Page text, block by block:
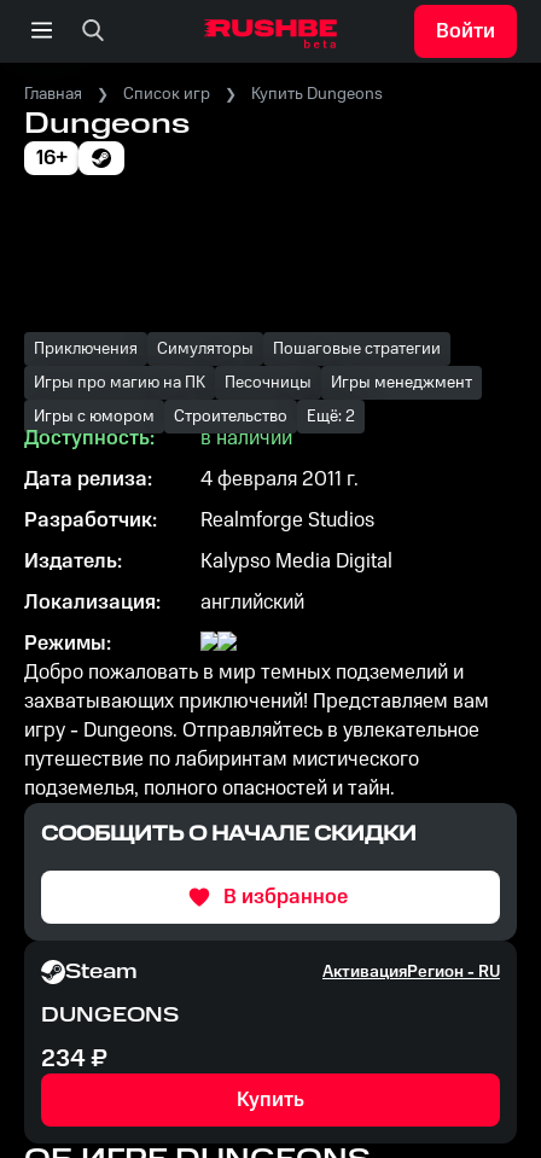
Войти
Главная Список игр Купить Dungeons
Dungeons
16+
Приключения Симуляторы
Пошаговые стратегии
Игры про магию на ПК
Песочницы
Игры менеджмент
Игры с юмором
Строительство Ещё: 2
Доступность:
в наличии
Дата релиза:
4 февраля 2011 г.
Разработчик:
Realmforge Studios
Издатель:
Kalypso Media Digital
Локализация:
английский
Режимы:
Добро пожаловать в мир темных подземелий и
захватывающих приключений! Представляем вам
игру - Dungeons. Отправляйтесь в увлекательное
путешествие по лабиринтам мистического
подземелья, полного опасностей и тайн.
СООБЩИТЬ О НАЧАЛЕ СКИДКИ
В избранное
Steam АктивацияРегион -RU
DUNGEONS
234₽
Купить